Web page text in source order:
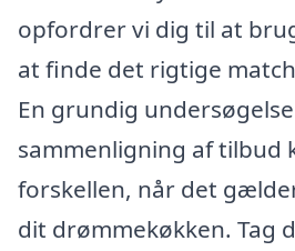
opfordrer vi dig til at
at finde det rigtige
En grundig
sammenligning af tilbud
forskellen, når det
dit drømmekøkken. Tag